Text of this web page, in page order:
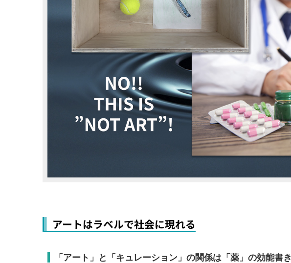
アートはラベルで社会に現れる
「アート」と「キュレーション」の関係は「薬」の効能書き